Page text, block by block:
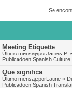
Se
Meeting Etiquette
Último mensajeporJames P. «
Publicadoen Spanish Culture
Que significa
Último mensajeporLaurie «
Publicadoen Spanish